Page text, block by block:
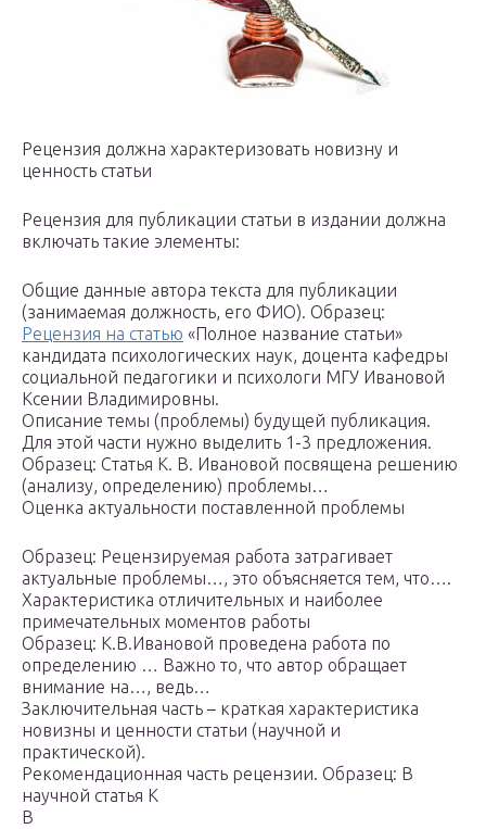
Рецензия должна характеризовать новизну и
ценность статьи
Рецензия для публикации статьи в издании должна
включать такие элементы:
Общие данные автора текста для публикации
(занимаемая должность, его ФИО). Образец:
Рецензия на статью «Полное название статьи»
кандидата психологических наук, доцента кафедры
социальной педагогики и психологи МГУ Ивановой
Ксении Владимировны.
Описание темы (проблемы) будущей публикация.
Для этой части нужно выделить 1-3 предложения.
Образец: Статья К. В. Ивановой посвящена решению
(анализу, определению) проблемы…
Оценка актуальности поставленной проблемы
Образец: Рецензируемая работа затрагивает
актуальные проблемы…, это объясняется тем, что….
Характеристика отличительных и наиболее
примечательных моментов работы
Образец: К.В.Ивановой проведена работа по
определению … Важно то, что автор обращает
внимание на…, ведь…
Заключительная часть – краткая характеристика
новизны и ценности статьи (научной и
практической).
Рекомендационная часть рецензии. Образец: В
научной статья К
В